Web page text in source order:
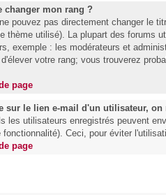
changer mon rang ?
pouvez pas directement changer le
thème utilisé). La plupart des forums
exemple : les modérateurs et
votre rang; vous trouverez
page
sur le lien e-mail d'un utilisateur, on
les utilisateurs enregistrés peuvent
Ceci, pour éviter
page